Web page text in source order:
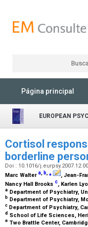
Página principal
EUROPEAN
Cortisol
borderline
Doi : 10.1016/
Marc Waltera, b,⁎ , Jean-
Nancy Hall Brooks c, Karlen
a Department of Psychiatry,
b Department of Psychiatry,
c Department of Psychiatry,
d School of Life Sciences,
e Two Brattle Center,